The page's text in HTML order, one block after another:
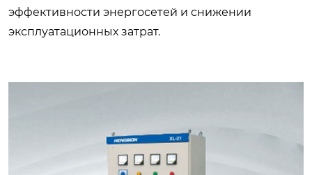
эффективности энергосетей и снижении
эксплуатационных затрат.